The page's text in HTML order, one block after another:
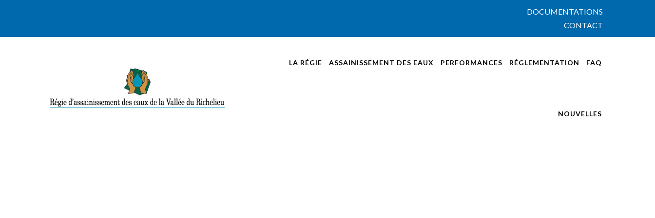
DOCUMENTATIONS
CONTACT
LA RÉGIE ASSAINISSEMENT DES EAUX PERFORMANCES RÉGLEMENTATION FAQ
NOUVELLES